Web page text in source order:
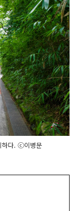
하다. ⓒ이병문